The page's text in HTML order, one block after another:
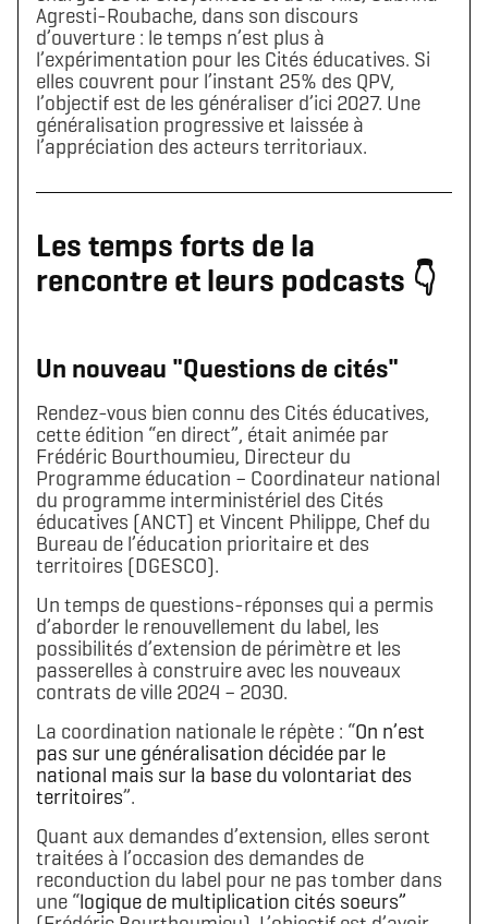
Agresti-Roubache, dans son discours
d’ouverture : le temps n’est plus à
l’expérimentation pour les Cités éducatives. Si
elles couvrent pour l’instant 25% des QPV,
l’objectif est de les généraliser d’ici 2027. Une
généralisation progressive et laissée à
l’appréciation des acteurs territoriaux.
Les temps forts de la
rencontre et leurs podcasts 👇
Un nouveau "Questions de cités"
Rendez-vous bien connu des Cités éducatives,
cette édition “en direct”, était animée par
Frédéric Bourthoumieu, Directeur du
Programme éducation – Coordinateur national
du programme interministériel des Cités
éducatives (ANCT) et Vincent Philippe, Chef du
Bureau de l’éducation prioritaire et des
territoires (DGESCO).
Un temps de questions-réponses qui a permis
d’aborder le renouvellement du label, les
possibilités d’extension de périmètre et les
passerelles à construire avec les nouveaux
contrats de ville 2024 – 2030.
La coordination nationale le répète : “On n’est
pas sur une généralisation décidée par le
national mais sur la base du volontariat des
territoires”.
Quant aux demandes d’extension, elles seront
traitées à l’occasion des demandes de
reconduction du label pour ne pas tomber dans
une “logique de multiplication cités soeurs”